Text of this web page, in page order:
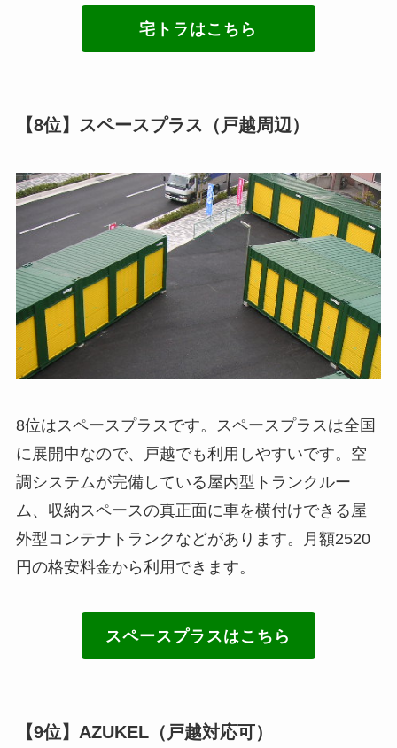
宅トラはこちら
【8位】スペースプラス（戸越周辺）
8位はスペースプラスです。スペースプラスは全国
に展開中なので、戸越でも利用しやすいです。空
調システムが完備している屋内型トランクルー
ム、収納スペースの真正面に車を横付けできる屋
外型コンテナトランクなどがあります。月額2520
円の格安料金から利用できます。
スペースプラスはこちら
【9位】AZUKEL（戸越対応可）